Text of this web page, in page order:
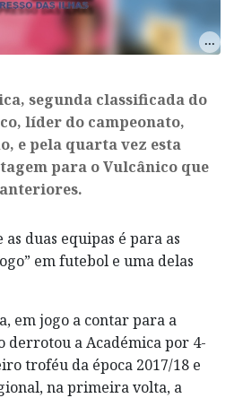
segunda classificada do
líder do campeonato,
e pela quarta vez esta
para o Vulcânico que
duas equipas é para as
em futebol e uma delas
em jogo a contar para a
derrotou a Académica por 4-
troféu da época 2017/18 e
na primeira volta, a